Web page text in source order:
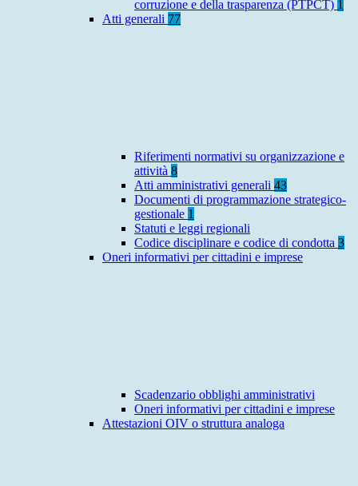
corruzione e della trasparenza (PTPCT) 1
Atti generali 77
Riferimenti normativi su organizzazione e
attività 8
Atti amministrativi generali 43
Documenti di programmazione strategico-
gestionale 1
Statuti e leggi regionali
Codice disciplinare e codice di condotta 3
Oneri informativi per cittadini e imprese
Scadenzario obblighi amministrativi
Oneri informativi per cittadini e imprese
Attestazioni OIV o struttura analoga